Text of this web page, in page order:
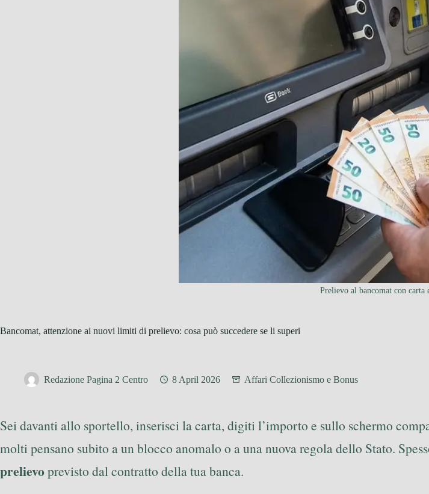
Prelievo al bancomat con carta
Bancomat, attenzione ai nuovi limiti di prelievo: cosa può succedere se li superi
Redazione Pagina 2 Centro 8 April 2026 Affari Collezionismo e Bonus
Sei davanti allo sportello, inserisci la carta, digiti l’importo e sullo schermo
molti pensano subito a un blocco anomalo o a una nuova regola dello Stato.
prelievoprevisto dal contratto della tua banca.